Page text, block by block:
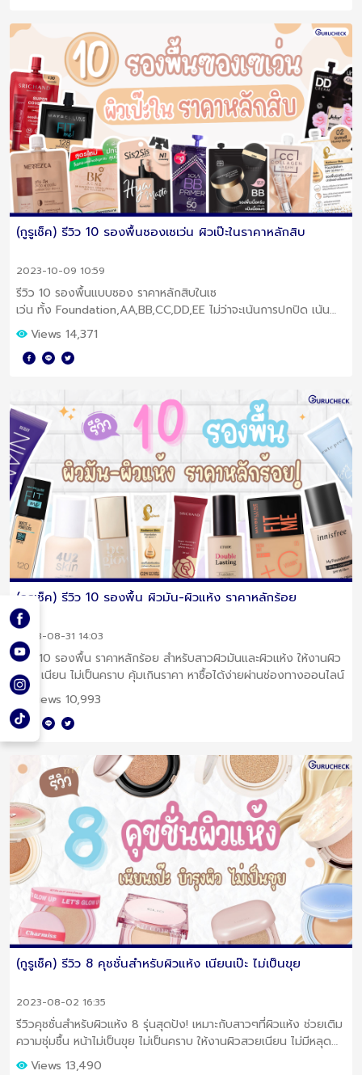
(กูรูเช็ค) รีวิว 10 รองพื้นซองเซเว่น ผิวเป๊ะในราคาหลักสิบ
2023-10-09 10:59
รีวิว 10 รองพื้นแบบซอง ราคาหลักสิบในเซ
เว่น ทั้ง Foundation,AA,BB,CC,DD,EE ไม่ว่าจะเน้นการปกปิด เน้น
โชว์ผิว หรือคุมมัน มีมาให้ครบ ผิวสวยเป๊ะ ไม่เป็นคราบทั้งวัน
Views 14,371
(กูรูเช็ค) รีวิว 10 รองพื้น ผิวมัน-ผิวแห้ง ราคาหลักร้อย
2023-08-31 14:03
รีวิว 10 รองพื้น ราคาหลักร้อย สำหรับสาวผิวมันและผิวแห้ง ให้งานผิว
สวย เนียน ไม่เป็นคราบ คุ้มเกินราคา หาซื้อได้ง่ายผ่านช่องทางออนไลน์
Views 10,993
(กูรูเช็ค) รีวิว 8 คุชชั่นสำหรับผิวแห้ง เนียนเป๊ะ ไม่เป็นขุย
2023-08-02 16:35
รีวิวคุชชั่นสำหรับผิวแห้ง 8 รุ่นสุดปัง! เหมาะกับสาวๆที่ผิวแห้ง ช่วยเติม
ความชุ่มชื้น หน้าไม่เป็นขุย ไม่เป็นคราบ ให้งานผิวสวยเนียน ไม่มีหลุด
ตลอดวัน
Views 13,490